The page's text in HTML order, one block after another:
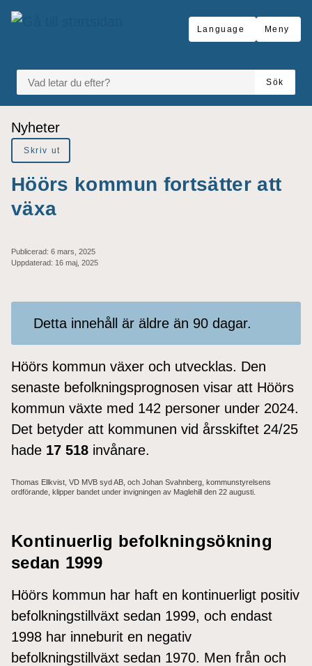
Gå till innehåll
Language Meny
VAD LETAR DU EFTER?
Sök
Du är här:
Nyheter
Skriv ut
Höörs kommun fortsätter att
växa
Publicerad: 6 mars, 2025
Uppdaterad: 16 maj, 2025
Detta innehåll är äldre än 90 dagar.
Höörs kommun växer och utvecklas. Den
senaste befolkningsprognosen visar att Höörs
kommun växte med 142 personer under 2024.
Det betyder att kommunen vid årsskiftet 24/25
hade 17 518 invånare.
Thomas Ellkvist, VD MVB syd AB, och Johan Svahnberg, kommunstyrelsens
ordförande, klipper bandet under invigningen av Maglehill den 22 augusti.
Kontinuerlig befolkningsökning
sedan 1999
Höörs kommun har haft en kontinuerligt positiv
befolkningstillväxt sedan 1999, och endast
1998 har inneburit en negativ
befolkningstillväxt sedan 1970. Men från och